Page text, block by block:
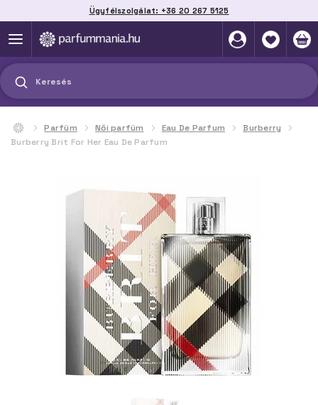
Ügyfélszolgálat: +36 20 267 5125
Keresés
Parfüm Női parfüm Eau De Parfum
Burberry
Burberry Brit For Her Eau De Parfum